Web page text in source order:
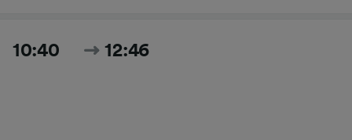
10:40 12:46